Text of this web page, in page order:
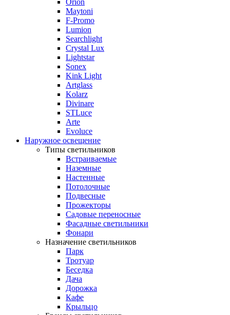
Orion
Maytoni
F-Promo
Lumion
Searchlight
Crystal Lux
Lightstar
Sonex
Kink Light
Artglass
Kolarz
Divinare
STLuce
Arte
Evoluce
Наружное освещение
Типы светильников
Встраиваемые
Наземные
Настенные
Потолочные
Подвесные
Прожекторы
Садовые переносные
Фасадные светильники
Фонари
Назначение светильников
Парк
Тротуар
Беседка
Дача
Дорожка
Кафе
Крыльцо